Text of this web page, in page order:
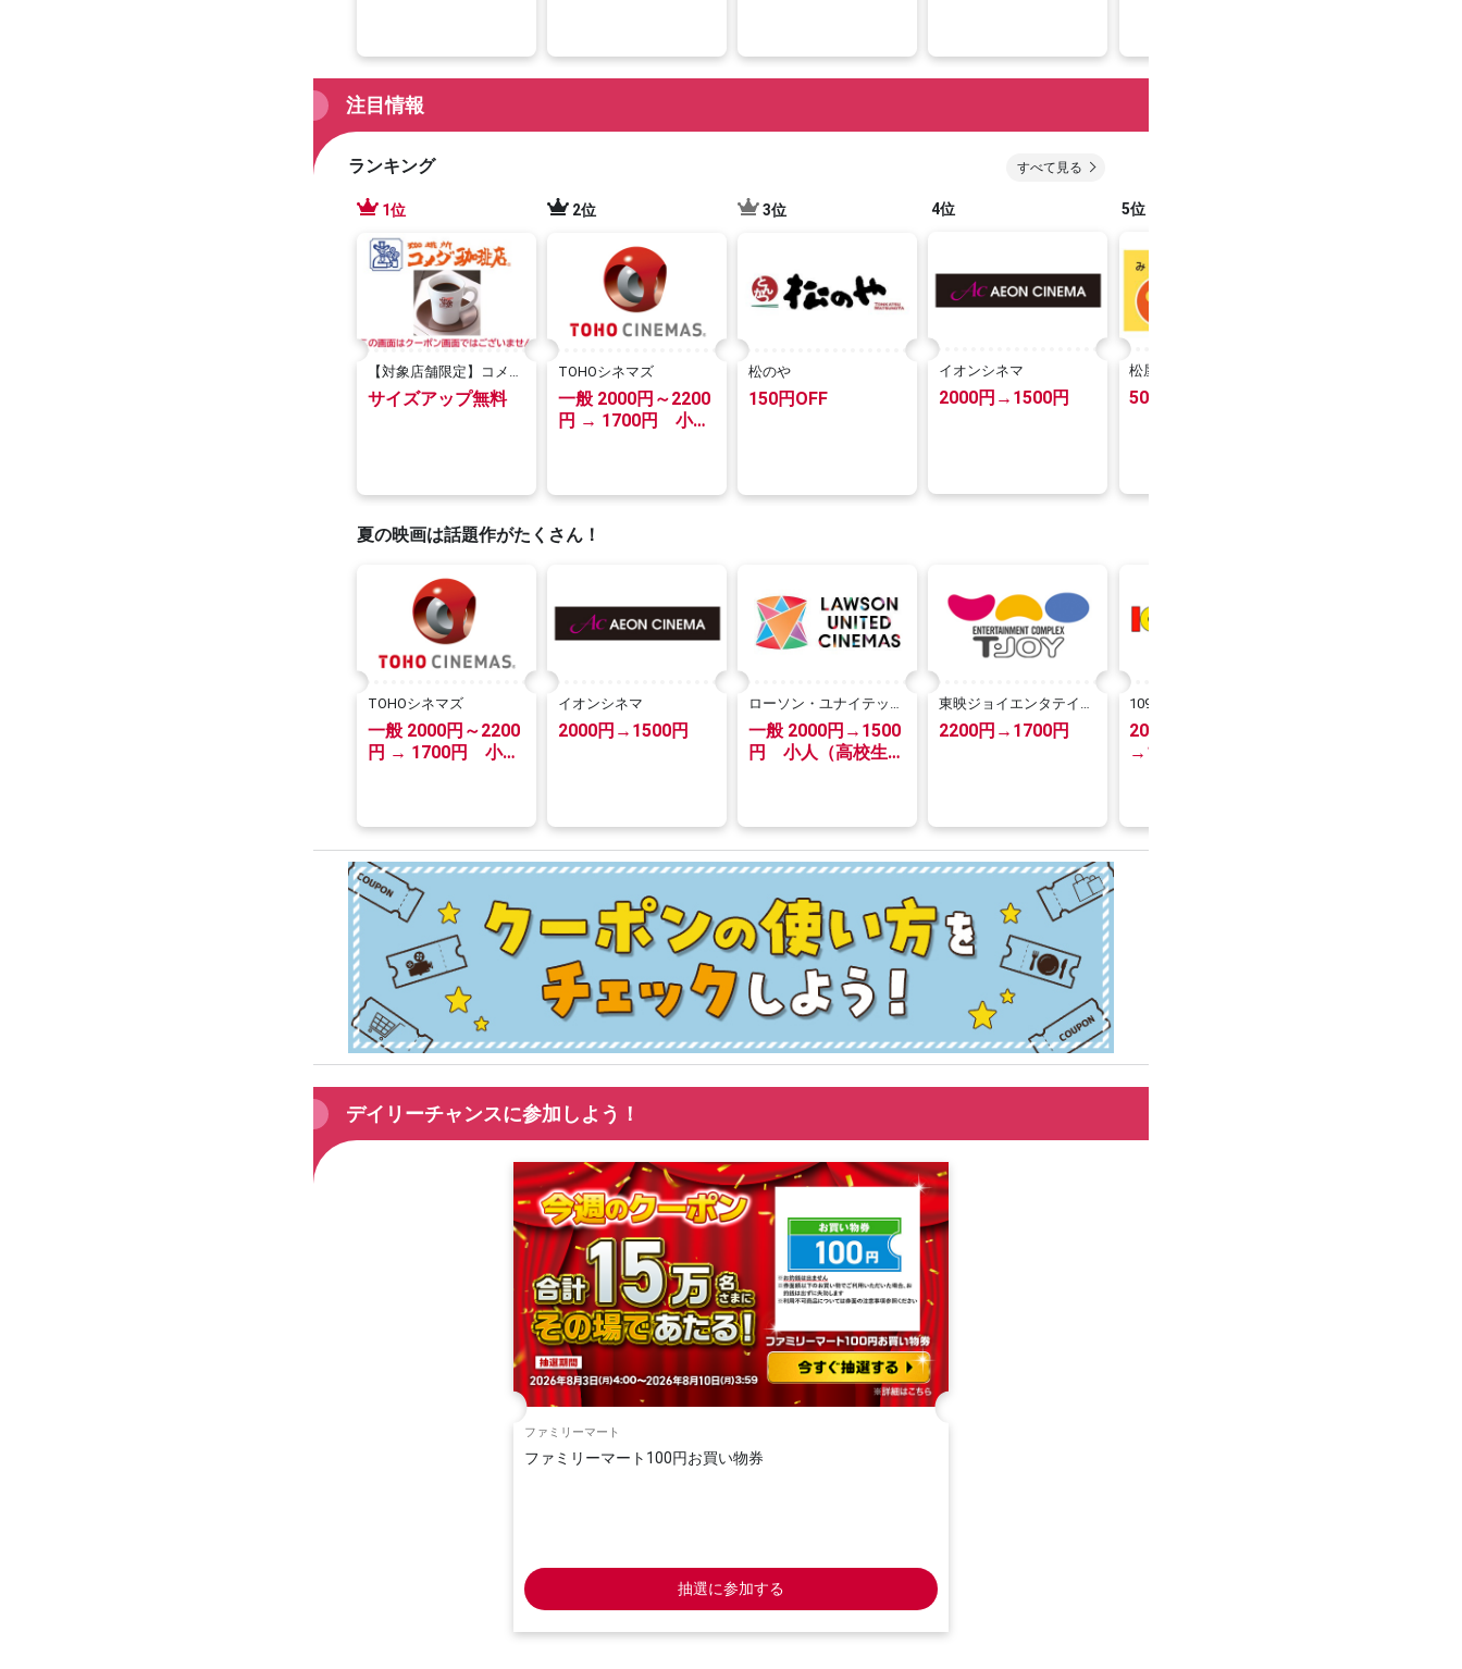
注目情報
ランキング すべて見る
1位
【対象店舗限定】コメダ
珈琲店
サイズアップ無料
2位
TOHOシネマズ
一般 2000円～2200
円 → 1700円 小人
3位
松のや
150円OFF
4位
イオンシネマ
2000円→1500円
5位
松屋
50円OFF
夏の映画は話題作がたくさん！
TOHOシネマズ
一般 2000円～2200
円 → 1700円 小人
イオンシネマ
2000円→1500円
ローソン・ユナイテッド
シネマ
一般 2000円→1500
円 小人（高校生以
東映ジョイエンタテイン
メント運営劇場
2200円→1700円
109シネマズ（＆ムービ
ル）
2000円～2200円
→1500円
デイリーチャンスに参加しよう！
ファミリーマート
ファミリーマート100円お買い物券
抽選に参加する